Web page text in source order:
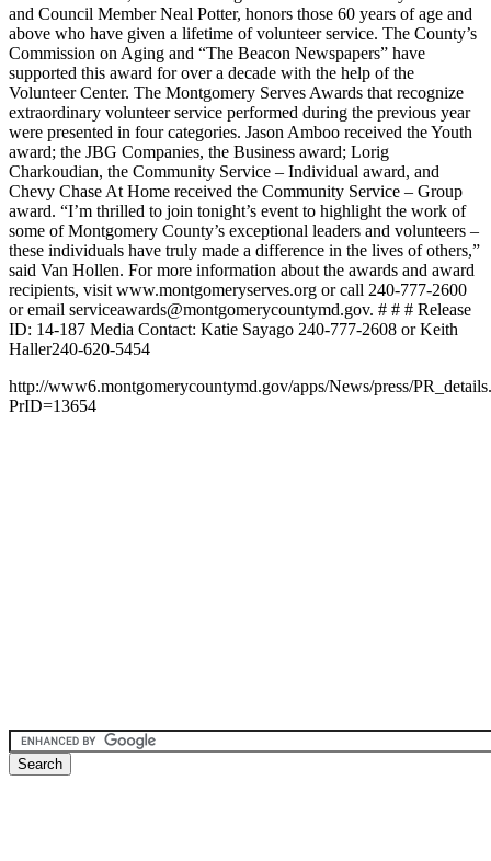
and Council Member Neal Potter, honors those 60 years of age and
above who have given a lifetime of volunteer service. The County’s
Commission on Aging and “The Beacon Newspapers” have
supported this award for over a decade with the help of the
Volunteer Center. The Montgomery Serves Awards that recognize
extraordinary volunteer service performed during the previous year
were presented in four categories. Jason Amboo received the Youth
award; the JBG Companies, the Business award; Lorig
Charkoudian, the Community Service – Individual award, and
Chevy Chase At Home received the Community Service – Group
award. “I’m thrilled to join tonight’s event to highlight the work of
some of Montgomery County’s exceptional leaders and volunteers –
these individuals have truly made a difference in the lives of others,”
said Van Hollen. For more information about the awards and award
recipients, visit www.montgomeryserves.org or call 240-777-2600
or email serviceawards@montgomerycountymd.gov. # # # Release
ID: 14-187 Media Contact: Katie Sayago 240-777-2608 or Keith
Haller240-620-5454
http://www6.montgomerycountymd.gov/apps/News/press/
PrID=13654